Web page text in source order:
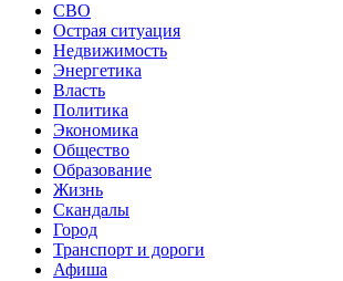
СВО
Острая ситуация
Недвижимость
Энергетика
Власть
Политика
Экономика
Общество
Образование
Жизнь
Скандалы
Город
Транспорт и дороги
Афиша